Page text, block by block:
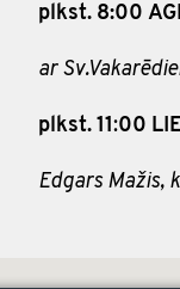
plkst. 8:00
ar
plkst. 11 :00
Edgars Mažis,